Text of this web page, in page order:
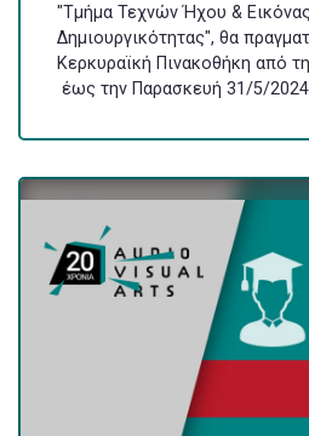
"Τμήμα Τεχνών Ήχου &
Δημιουργικότητας", θα
Κερκυραϊκή Πινακοθήκη από
έως την Παρασκευή 31/5/